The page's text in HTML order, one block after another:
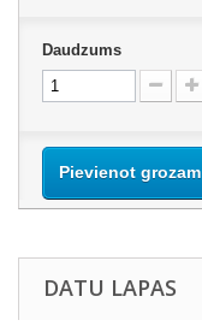
Daudzums
Pievienot grozam
DATU LAPAS